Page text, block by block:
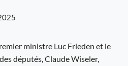
ministre Luc Frieden et le
députés, Claude Wiseler,